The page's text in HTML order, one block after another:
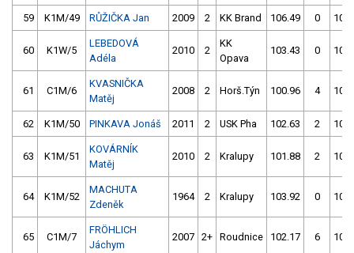
59 K1M/49 RŮŽIČKA Jan 2009 2 KK Brand 106.49 0
60 K1W/5
LEBEDOVÁ
Adéla
2010 2
KK
Opava
103.43 0
61 C1M/6
KVASNIČKA
Matěj
2008 2 Horš.Týn 100.96 4
62 K1M/50 PINKAVA Jonáš 2011 2 USK Pha 102.63 2
63 K1M/51
KOVÁRNÍK
Matěj
2010 2 Kralupy 101.88 2
64 K1M/52
MACHUTA
Zdeněk
1964 2 Kralupy 103.92 0
65 C1M/7
FRÖHLICH
Jáchym
2007 2+ Roudnice 102.17 6